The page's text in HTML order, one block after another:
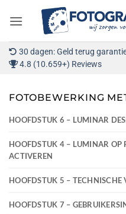
naar
30 dagen: Geld terug
4.8 (10.659+) Reviews
FOTOBEWERKING
HOOFDSTUK 6 – LUMINAR
HOOFDSTUK 4 – LUMINAR OP
ACTIVEREN
HOOFDSTUK 5 – TECHNISCHE
HOOFDSTUK 7 –